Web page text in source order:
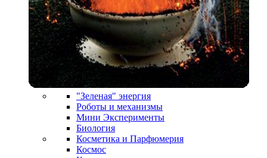
"Зеленая" энергия
Роботы и механизмы
Мини Эксперименты
Биология
Косметика и Парфюмерия
Космос